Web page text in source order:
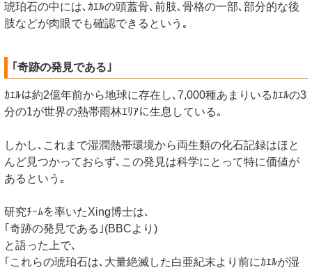
琥珀石の中には､ｶｴﾙの頭蓋骨､前肢､骨格の一部､部分的な後
肢などが肉眼でも確認できるという｡
｢奇跡の発見である｣
ｶｴﾙは約2億年前から地球に存在し､7,000種あまりいるｶｴﾙの3
分の1が世界の熱帯雨林ｴﾘｱに生息している｡
しかし､これまで湿潤熱帯環境から両生類の化石記録はほと
んど見つかっておらず､この発見は科学にとって特に価値が
あるという｡
研究ﾁｰﾑを率いたXing博士は､
｢奇跡の発見である｣(BBCより)
と語った上で､
｢これらの琥珀石は､大量絶滅した白亜紀末より前にｶｴﾙが湿